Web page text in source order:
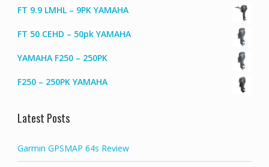
FT 9.9 LMHL – 9PK YAMAHA
FT 50 CEHD – 50pk YAMAHA
YAMAHA F250 – 250PK
F250 – 250PK YAMAHA
Latest Posts
Garmin GPSMAP 64s Review